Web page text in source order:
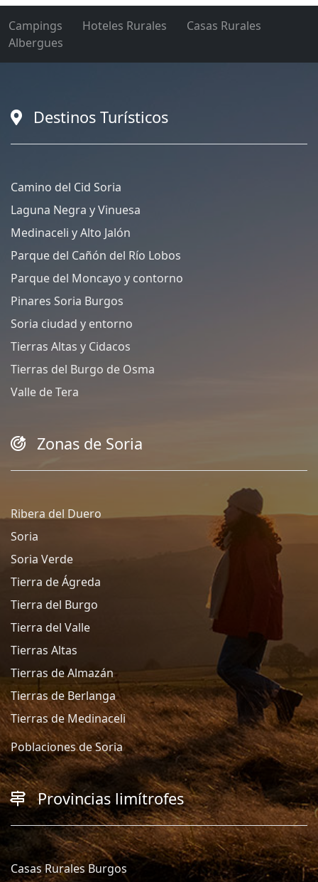
Campings Hoteles Rurales
Casas Rurales
Albergues
Destinos Turísticos
Camino del Cid Soria
Laguna Negra y Vinuesa
Medinaceli y Alto Jalón
Parque del Cañón del Río Lobos
Parque del Moncayo y contorno
Pinares Soria Burgos
Soria ciudad y entorno
Tierras Altas y Cidacos
Tierras del Burgo de Osma
Valle de Tera
Zonas de Soria
Ribera del Duero
Soria
Soria Verde
Tierra de Ágreda
Tierra del Burgo
Tierra del Valle
Tierras Altas
Tierras de Almazán
Tierras de Berlanga
Tierras de Medinaceli
Poblaciones de Soria
Provincias limítrofes
Casas Rurales Burgos